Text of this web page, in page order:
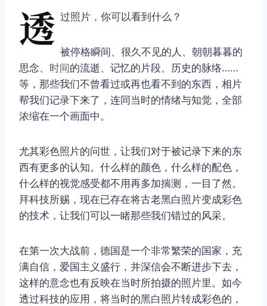
透 过照片，你可以看到什么？
被停格瞬间、很久不见的人、朝朝暮暮的
思念、 时间的流逝、记忆的片段、历史的脉络……
等，那些我们不曾看过或再也看不到的东西，相片
帮我们记录下来了，连同当时的情绪与知觉，全部
浓缩在一个画面中。
尤其彩色照片的问世，让我们对于被记录下来的东
西有更多的认知。什么样的颜色，什么样的配色，
什么样的视觉感受都不用再多加揣测，一目了然。
拜科技所赐，现在已存在将古老黑白照片变成彩色
的技术，让我们可以一睹那些我们错过的风采。
在第一次大战前，德国是一个非常繁荣的国家，充
满自信，爱国主义盛行，并深信会不断进步下去，
这样的意念也有反映在当时所拍摄的照片里。如今
透过科技的应用，将当时的黑白照片转成彩色的，